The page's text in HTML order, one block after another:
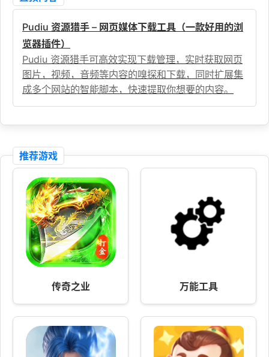
Pudiu 资源猎手 – 网页媒体下载工具（一款好用的浏
览器插件）
Pudiu 资源猎手可高效实现下载管理，实时获取网页
图片，视频，音频等内容的嗅探和下载，同时扩展集
成多个网站的智能脚本，快速提取你想要的内容。
推荐游戏
传奇之业 万能工具